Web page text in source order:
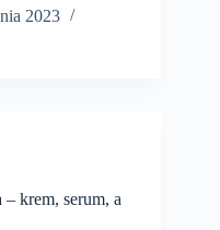
2023
krem, serum, a